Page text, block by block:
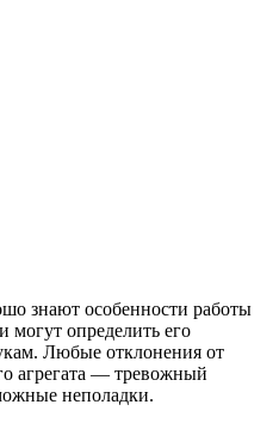
знают особенности работы
могут определить его
Любые отклонения от
агрегата — тревожный
неполадки.